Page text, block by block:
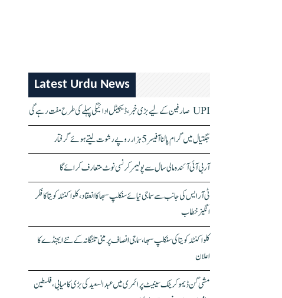
Latest Urdu News
UPI صارفین کے لیے بڑی خبر، ڈیجیٹل ادائیگی پہلے کی طرح مفت رہے گی
جگتیال میں گرام پالنا آفیسر 5 ہزار روپے رشوت لیتے ہوئے گرفتار
آر بی آئی آئندہ مالی سال سے پولیمر کرنسی نوٹ متعارف کرائے گا
ٹی آر ایس کی جانب سے سماجی نیائے سنکلپ سبھا کا انعقاد، کلواکنٹلہ کویتا کا فکر
انگیز خطاب
کلواکنٹلہ کویتا کی سنکلپ سبھا، سماجی انصاف پر مبنی تلنگانہ کے نئے ایجنڈے کا
اعلان
مشی گن ڈیموکریٹک سینیٹ پرائمری میں عبدالسعید کی بڑی کامیابی، فلسطین